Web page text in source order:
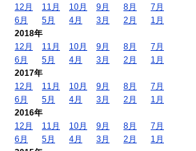
12月
11月 10月 9月 8月
7月
6月
5月 4月 3月 2月
1月
2018年
12月
11月 10月 9月 8月
7月
6月
5月 4月 3月 2月
1月
2017年
12月
11月 10月 9月 8月
7月
6月
5月 4月 3月 2月
1月
2016年
12月
11月 10月 9月 8月
7月
6月
5月 4月 3月 2月
1月